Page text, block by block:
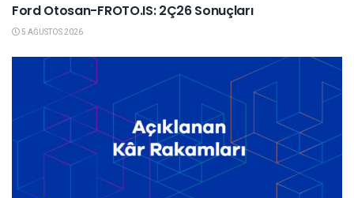
Ford Otosan-FROTO.IS: 2Ç26 Sonuçları
5 AĞUSTOS 2026